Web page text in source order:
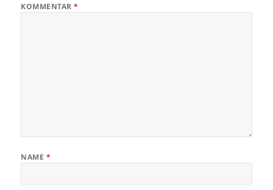
KOMMENTAR*
NAME *